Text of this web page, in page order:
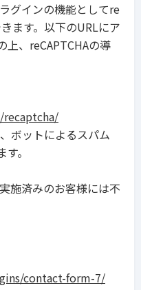
グインの機能としてre
ます。以下のURLにア
上、reCAPTCHAの導
ボットによるスパム
。
施済みのお客様には不
contact-form-7/